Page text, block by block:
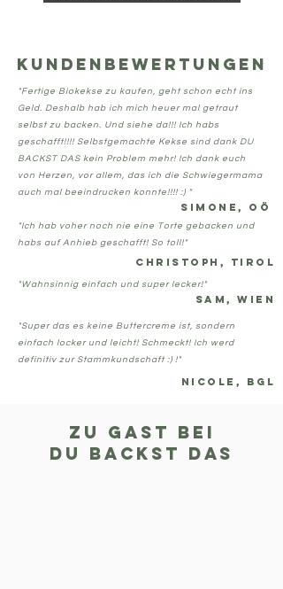
Kundenbewertungen
"Fertige Biokekse zu kaufen, geht schon echt ins
Geld. Deshalb hab ich mich heuer mal getraut
selbst zu backen. Und siehe da!!! Ich habs
geschafft!!!! Selbstgemachte Kekse sind dank DU
BACKST DAS kein Problem mehr! Ich dank euch
von Herzen, vor allem, das ich die Schwiegermama
auch mal beeindrucken konnte!!!! :) "
Simone, OÖ
"Ich hab voher noch nie eine Torte gebacken und
habs auf Anhieb geschafft! So toll!"
Christoph, Tirol
"Wahnsinnig einfach und super lecker!"
Sam, Wien
"Super das es keine Buttercreme ist, sondern
einfach locker und leicht! Schmeckt! Ich werd
definitiv zur Stammkundschaft :) !"
Nicole, BGL
zu Gast bei
DU BACKST DAS